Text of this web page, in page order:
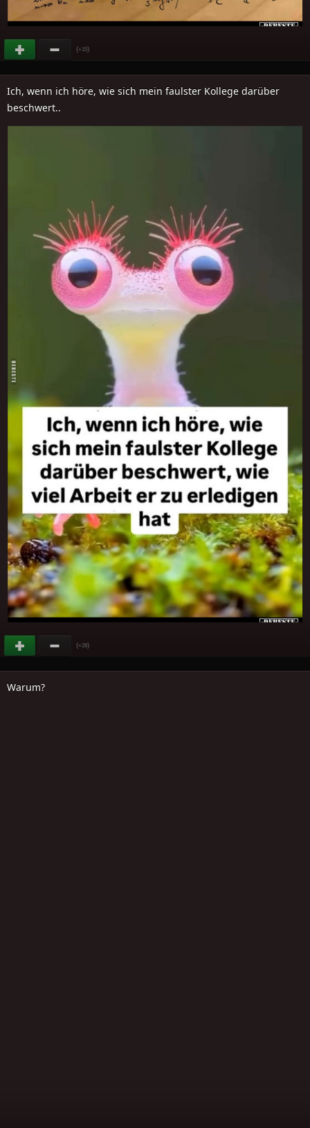
(+15)
Ich, wenn ich höre, wie sich mein faulster Kollege darüber
beschwert..
(+28)
Warum?